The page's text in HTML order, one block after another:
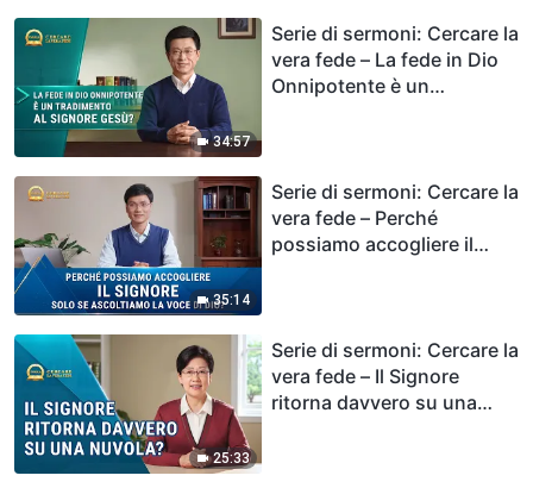
34:57
Serie di sermoni: Cercare la
vera fede – La fede in Dio
Onnipotente è un
35:14
Serie di sermoni: Cercare la
vera fede – Perché
possiamo accogliere il
25:33
Serie di sermoni: Cercare la
vera fede – Il Signore
ritorna davvero su una